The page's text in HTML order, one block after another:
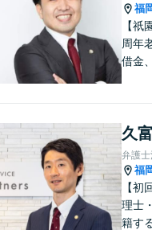
福
【祇
周年
借金
熱を
めず
【他
久
弁護
福
【初
理士
籍す